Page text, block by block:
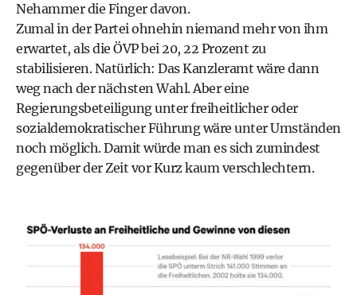
Nehammer die Finger davon.
Zumal in der Partei ohnehin niemand mehr von ihm
erwartet, als die ÖVP bei 20, 22 Prozent zu
stabilisieren. Natürlich: Das Kanzleramt wäre dann
weg nach der nächsten Wahl. Aber eine
Regierungsbeteiligung unter freiheitlicher oder
sozialdemokratischer Führung wäre unter Umständen
noch möglich. Damit würde man es sich zumindest
gegenüber der Zeit vor Kurz kaum verschlechtern.